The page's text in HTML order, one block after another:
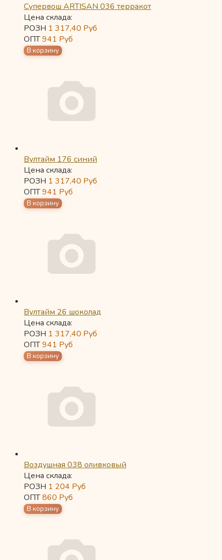
Супервош ARTISAN 036 терракот
Цена склада:
РОЗН 1 317,40 Руб
ОПТ941 Руб
Вултайм 176 синий
Цена склада:
РОЗН 1 317,40 Руб
ОПТ941 Руб
Вултайм 26 шоколад
Цена склада:
РОЗН 1 317,40 Руб
ОПТ941 Руб
Воздушная 038 оливковый
Цена склада:
РОЗН 1 204 Руб
ОПТ860 Руб